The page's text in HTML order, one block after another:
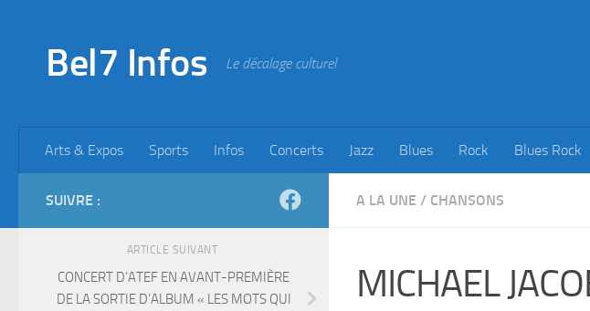
Bel7 Infos Le décalage culturel
Arts & Expos Sports Infos Concerts Jazz Blues Rock Blues Rock
A LA UNE / CHANSONS
MICHAEL
SUIVRE :
ARTICLE SUIVANT
CONCERT D’ATEF EN AVANT-PREMIÈRE
DE LA SORTIE D’ALBUM « LES MOTS QUI